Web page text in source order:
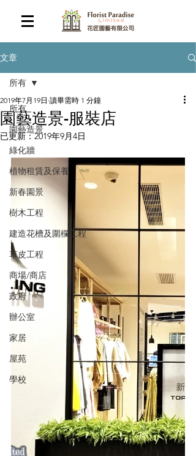
文章
所有
園藝造景
綠化牆
植物租賃及保養
新春園景
樹木工程
建造花槽及圍欄工程
草皮工程
商場/商店
政府
辦公室
家居
屋苑
學校
所有
園藝造景-服裝店
2019年7月19日 讀畢需時 1 分鐘
已更新：2019年9月4日